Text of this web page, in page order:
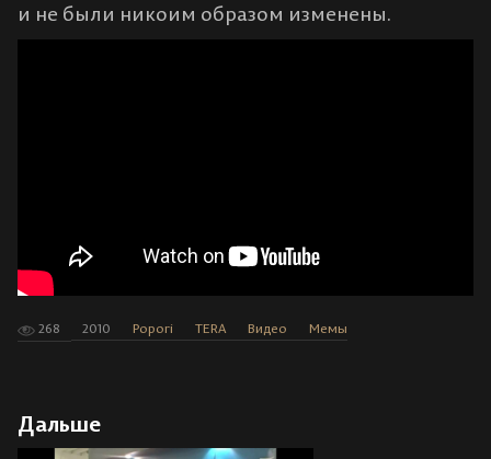
и не были никоим образом изменены.
268 2010 Popori TERA Видео Мемы
Дальше